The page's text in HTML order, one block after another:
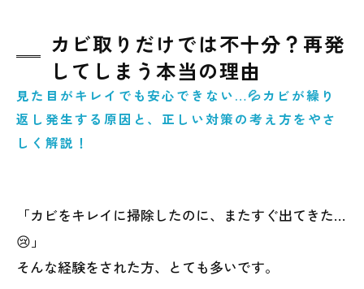
カビ取りだけでは不十分？再発
してしまう本当の理由
見た目がキレイでも安心できない…💦カビが繰り
返し発生する原因と、正しい対策の考え方をやさ
しく解説！
「カビをキレイに掃除したのに、またすぐ出てきた…
😢」
そんな経験をされた方、とても多いです。